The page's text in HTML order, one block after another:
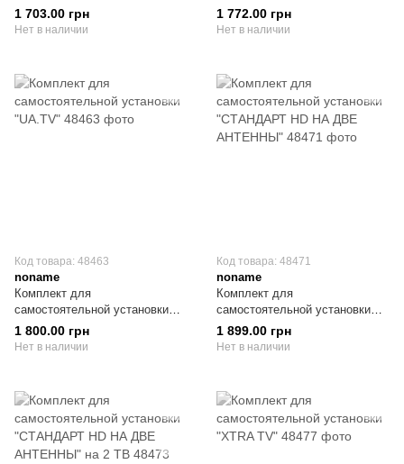
"ЭКОНОМ"
1 703.00 грн
Нет в наличии
"ЭЛИТ SD" Germany
1 772.00 грн
Нет в наличии
Код товара: 48463
noname
Комплект для
самостоятельной установки
"UA.TV"
1 800.00 грн
Нет в наличии
Код товара: 48471
noname
Комплект для
самостоятельной установки
"СТАНДАРТ HD НА ДВЕ
АНТЕННЫ"
1 899.00 грн
Нет в наличии